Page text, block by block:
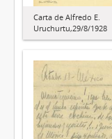
Carta de Alfredo E.
Uruchurtu,29/8/1928